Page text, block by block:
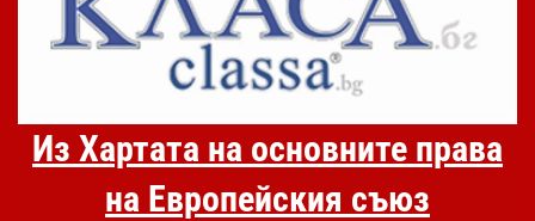
Из Хартата на основните права
на Европейския съюз